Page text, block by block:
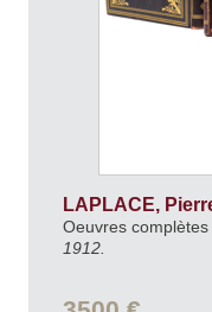
LAPLACE,
Oeuvres
1912.